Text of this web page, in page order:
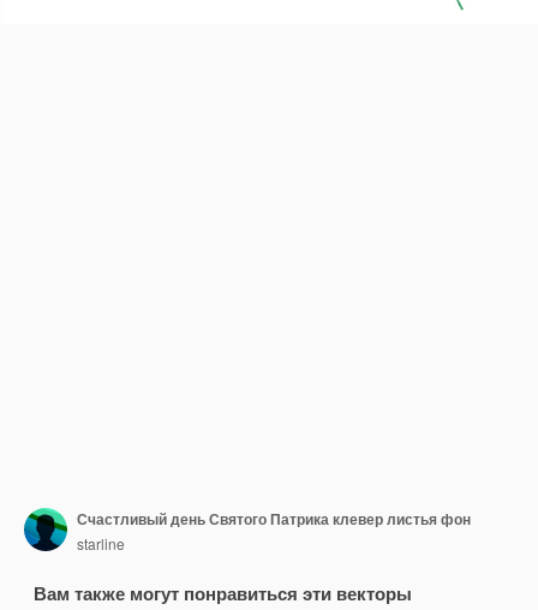
Счастливый день Святого Патрика клевер листья фон
starline
Вам также могут понравиться эти векторы